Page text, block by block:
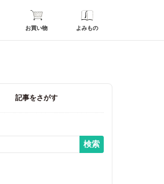
お買い物 よみもの
記事をさがす